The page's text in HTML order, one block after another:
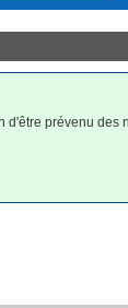
d'être prévenu des